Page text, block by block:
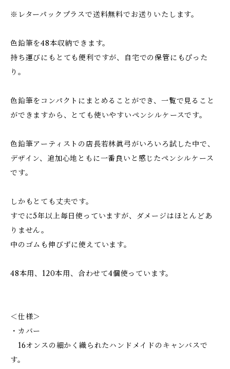
※レターパックプラスで送料無料でお送りいたします。
色鉛筆を48本収納できます。
持ち運びにもとても便利ですが、自宅での保管にもぴった
り。
色鉛筆をコンパクトにまとめることができ、一覧で見ること
ができますから、とても使いやすいペンシルケースです。
色鉛筆アーティストの店長若林眞弓がいろいろ試した中で、
デザイン、追加心地ともに一番良いと感じたペンシルケース
です。
しかもとても丈夫です。
すでに5年以上毎日使っていますが、ダメージはほとんどあ
りません。
中のゴムも伸びずに使えています。
48本用、120本用、合わせて4個使っています。
＜仕様＞
・カバー
16オンスの細かく織られたハンドメイドのキャンバスで
す。